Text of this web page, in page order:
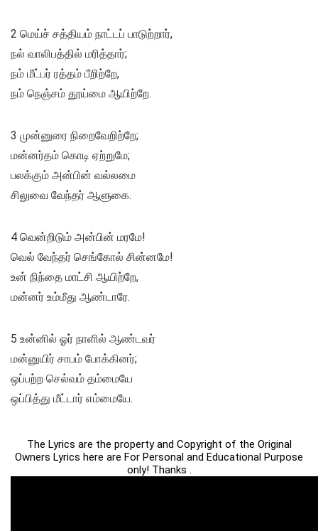
2 மெய்ச் சத்தியம் நாட்டப் பாடுற்றார்,
நல் வாலிபத்தில் மரித்தார்;
நம் மீட்பர் ரத்தம் பீறிற்றே,
நம் நெஞ்சம் தூய்மை ஆயிற்றே.
3 முன்னுரை நிறைவேறிற்றே;
மன்னர்தம் கொடி ஏற்றுமே;
பலக்கும் அன்பின் வல்லமை
சிலுவை வேந்தர் ஆளுகை.
4 வென்றிடும் அன்பின் மரமே!
வெல் வேந்தர் செங்கோல் சின்னமே!
உன் நிந்தை மாட்சி ஆயிற்றே,
மன்னர் உம்மீது ஆண்டாரே.
5 உன்னில் ஓர் நாளில் ஆண்டவர்
மன்னுயிர் சாபம் போக்கினர்;
ஒப்பற்ற செல்வம் தம்மையே
ஒப்பித்து மீட்டார் எம்மையே.
The Lyrics are the property and Copyright of the Original
Owners Lyrics here are For Personal and Educational Purpose
only! Thanks .